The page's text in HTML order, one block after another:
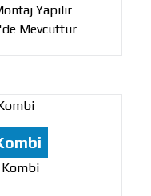
Yapılır
Mevcuttur